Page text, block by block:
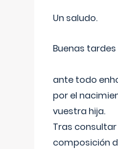
Un saludo.
Buenas
ante todo
por el
vuestra hija.
Tras consultar
composición